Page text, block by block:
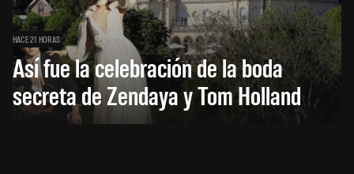
HACE 21 HORAS
Así fue la celebración de la boda
secreta de Zendaya y Tom Holland